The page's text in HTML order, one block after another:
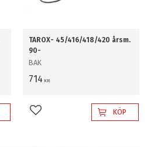
TAROX- 45/416/418/420 årsm.
90-
BAK
714 KR
Lägg till i favoriterKÖP